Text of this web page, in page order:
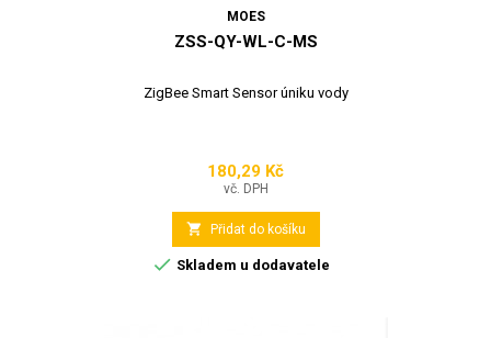
MOES
ZSS-QY-WL-C-MS
ZigBee Smart Sensor úniku vody
Cena
180,29 Kč
vč. DPH
 Přidat do košíku
 Skladem u dodavatele